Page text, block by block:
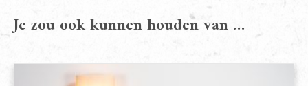
Je zou ook kunnen houden van …